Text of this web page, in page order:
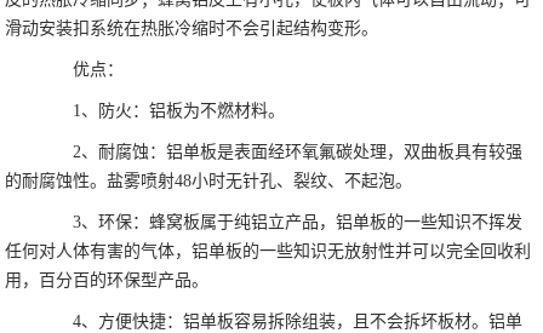
滑动安装扣系统在热胀冷缩时不会引起结构变形。
优点：
1、防火：铝板为不燃材料。
2、耐腐蚀：铝单板是表面经环氧氟碳处理，双曲板具有较强
的耐腐蚀性。盐雾喷射48小时无针孔、裂纹、不起泡。
3、环保：蜂窝板属于纯铝立产品，铝单板的一些知识不挥发
任何对人体有害的气体，铝单板的一些知识无放射性并可以完全回收利
用，百分百的环保型产品。
4、方便快捷：铝单板容易拆除组装，且不会拆坏板材。铝单